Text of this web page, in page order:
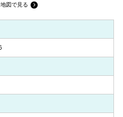
図で見る